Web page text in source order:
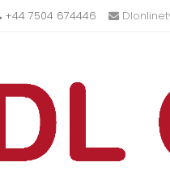
+44 7504 674446